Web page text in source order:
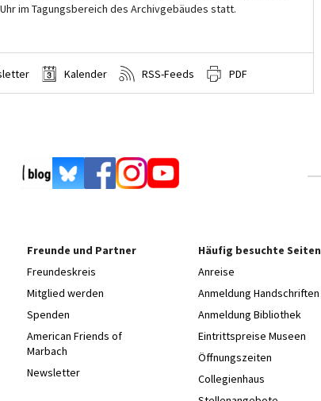
im Tagungsbereich des Archivgebäudes statt.
Kalender RSS-Feeds PDF
Freunde und Partner
Freundeskreis
Mitglied werden
Spenden
American Friends of
Marbach
Newsletter
Häufig besuchte Seiten
Anreise
Anmeldung Handschriften
Anmeldung Bibliothek
Eintrittspreise Museen
Öffnungszeiten
Collegienhaus